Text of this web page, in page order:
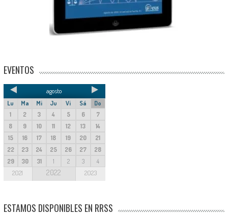
EVENTOS
agosto
Lu Ma Mi Ju Vi Sá
Do
1
2 3 4 5 6
7
8
9 10 11 12 13
14
15
16 17 18 19 20
21
22
23 24 25 26 27
28
29
30 31 1 2 3 4
2021 2022 2023
ESTAMOS DISPONIBLES EN RRSS